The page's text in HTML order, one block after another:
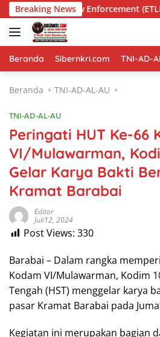
Langsung
ke
konten
Breaking News
Enforcement (ETLE) Handheld Di
Beranda Sibernkri.com TNI-AD-
Beranda TNI-AD-AL-AU
TNI-AD-AL-AU
Peringati HUT Ke-66
VI/Mulawarman,
Gelar Karya Bakti
Kramat Barabai
Editor
Juli12, 2024
Post Views: 330
Barabai – Dalam rangka
Kodam VI/Mulawarman, Kodim
Tengah (HST) menggelar karya
pasar Kramat Barabai pada
Kegiatan ini merupakan bagian